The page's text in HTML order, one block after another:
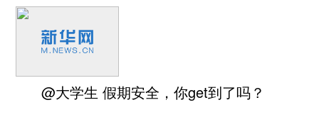
@大学生 假期安全，你get到了吗？